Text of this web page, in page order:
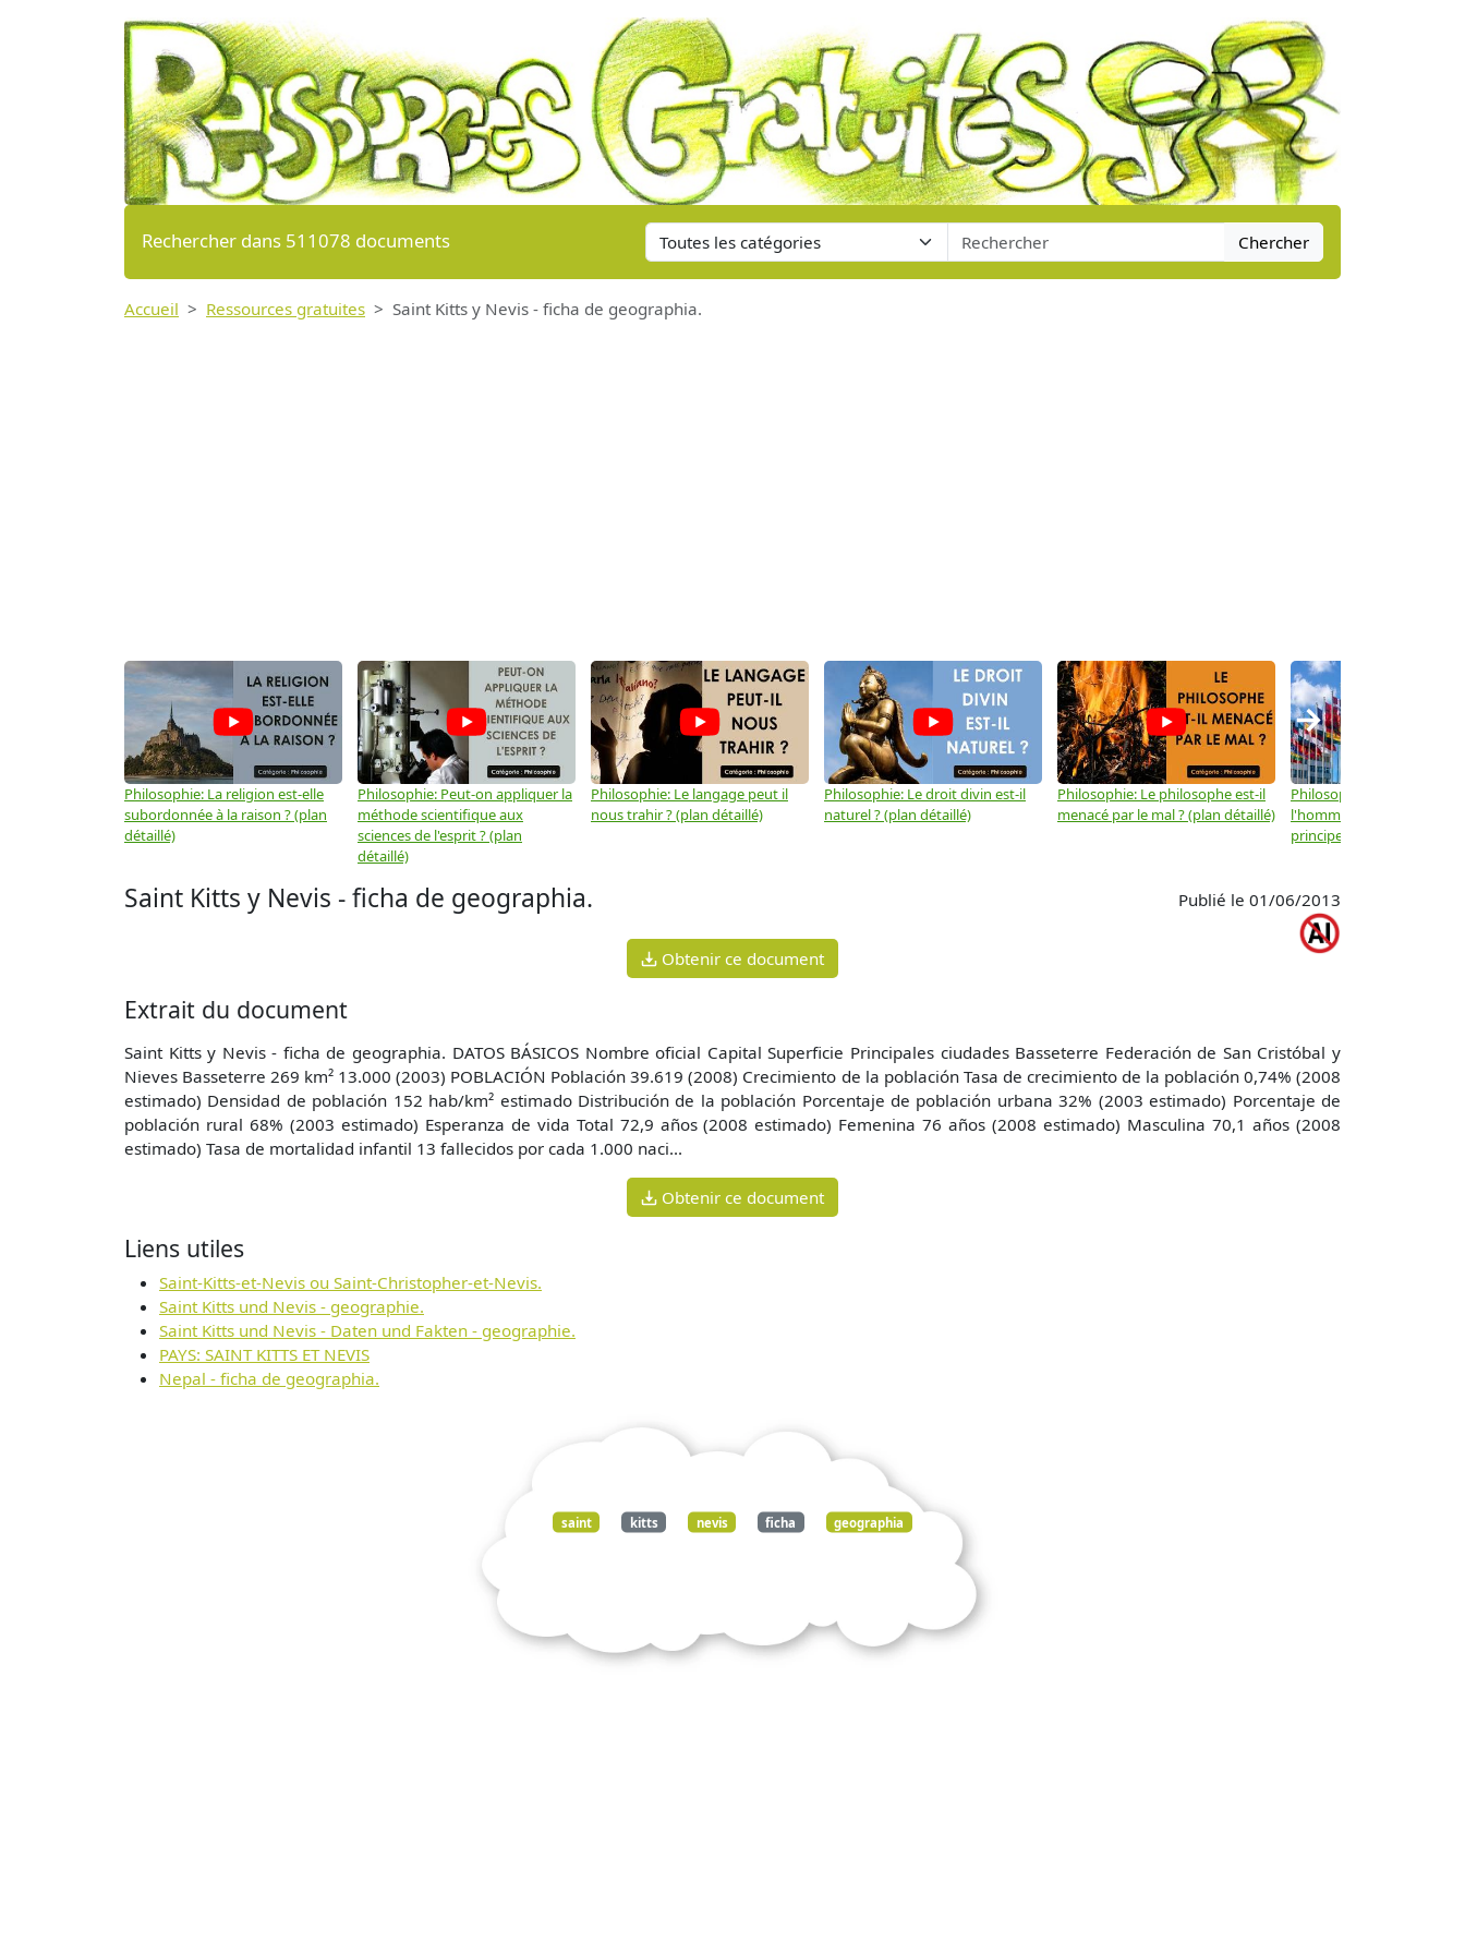
Rechercher dans 511078 documents Chercher
Accueil Ressources gratuites Saint Kitts y Nevis - ficha de geographia.
Philosophie: La religion est-elle
subordonnée à la raison ? (plan
détaillé)
Philosophie: Peut-on appliquer la
méthode scientifique aux
sciences de l'esprit ? (plan
détaillé)
Philosophie: Le langage peut il
nous trahir ? (plan détaillé)
Philosophie: Le droit divin est-il
naturel ? (plan détaillé)
Philosophie: Le philosophe est-il
menacé par le mal ? (plan détaillé)
Philosophie: Les droits de
l'homme ne sont-ils que
principes moraux ? (plan
→
Saint Kitts y Nevis - ficha de geographia. Publié le 01/06/2013
Obtenir ce document
Extrait du document
Saint Kitts y Nevis - ficha de geographia. DATOS BÁSICOS Nombre oficial Capital Superficie Principales ciudades Basseterre Federación de San Cristóbal y
Nieves Basseterre 269 km² 13.000 (2003) POBLACIÓN Población 39.619 (2008) Crecimiento de la población Tasa de crecimiento de la población 0,74% (2008
estimado) Densidad de población 152 hab/km² estimado Distribución de la población Porcentaje de población urbana 32% (2003 estimado) Porcentaje de
población rural 68% (2003 estimado) Esperanza de vida Total 72,9 años (2008 estimado) Femenina 76 años (2008 estimado) Masculina 70,1 años (2008
estimado) Tasa de mortalidad infantil 13 fallecidos por cada 1.000 naci...
Obtenir ce document
Liens utiles
Saint-Kitts-et-Nevis ou Saint-Christopher-et-Nevis.
Saint Kitts und Nevis - geographie.
Saint Kitts und Nevis - Daten und Fakten - geographie.
PAYS: SAINT KITTS ET NEVIS
Nepal - ficha de geographia.
saint kitts nevis ficha geographia